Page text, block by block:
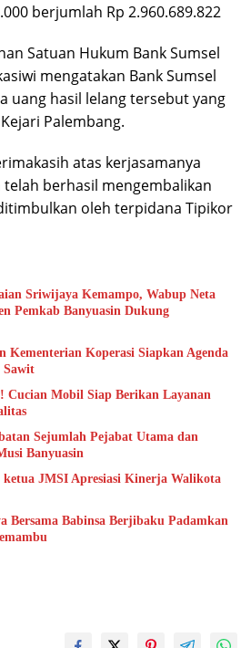
berjumlah Rp 2.960.689.822
Satuan Hukum Bank Sumsel
mengatakan Bank Sumsel
uang hasil lelang tersebut yang
Palembang.
atas kerjasamanya
telah berhasil mengembalikan
oleh terpidana Tipikor
Sriwijaya Kemampo, Wabup Neta
Pemkab Banyuasin Dukung
Kementerian Koperasi Siapkan Agenda
Sawit
Mobil Siap Berikan Layanan
Sejumlah Pejabat Utama dan
Banyuasin
JMSI Apresiasi Kinerja Walikota
Bersama Babinsa Berjibaku Padamkan